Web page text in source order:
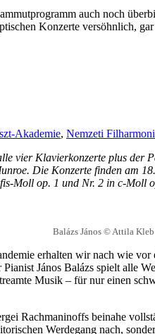
auch noch
Konzerte versöhnlich,
Akademie, Nemzeti
vier Klavierkonzerte plus
Die Konzerte finden am
Moll op. 1 und Nr. 2 in c-
Balázs János © Attila Kleb
erhalten wir nach wie
János Balázs spielt
Musik – für nur einen
Rachmaninoffs beinahe
Werdegang nach,